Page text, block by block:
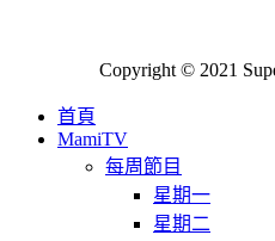
Copyright © 2021
首頁
MamiTV
每周節目
星期一
星期二